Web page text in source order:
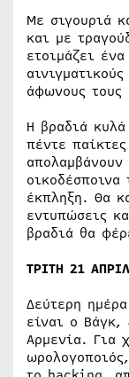
Με σιγουριά
και με
ετοιμάζει
άφωνους τους
Η βραδιά
πέντε
οικοδέσποινα
έκπληξη. Θα
εντυπώσεις
βραδιά θα
ΤΡΙΤΗ 21
Δεύτερη
είναι ο
Αρμενία. Για